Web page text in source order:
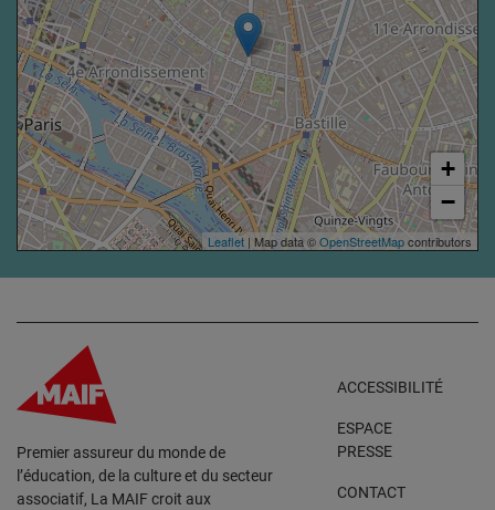
+
−
Leaflet | Map data ©OpenStreetMapcontributors
Premier assureur du monde de
l’éducation, de la culture et du secteur
associatif, La MAIF croit aux
ACCESSIBILITÉ
ESPACE
PRESSE
CONTACT